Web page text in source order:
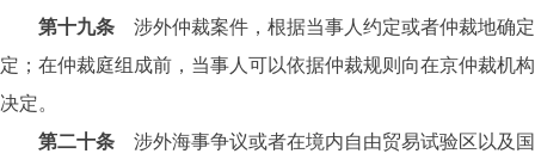
第十九条 涉外仲裁案件，根据当事人约定或者仲裁地确
定；在仲裁庭组成前，当事人可以依据仲裁规则向在京仲裁机
决定。
第二十条 涉外海事争议或者在境内自由贸易试验区以及